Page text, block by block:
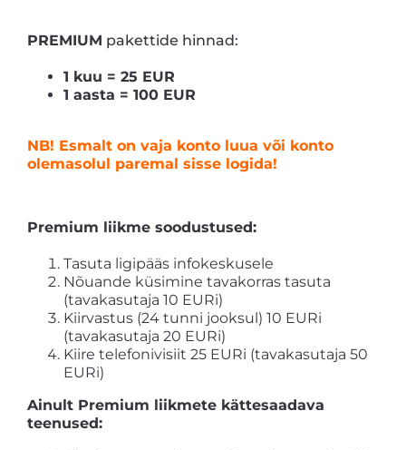
PREMIUM pakettide hinnad:
1 kuu = 25 EUR
1 aasta = 100 EUR
NB! Esmalt on vaja konto luua või konto
olemasolul paremal sisse logida!
Premium liikme soodustused:
Tasuta ligipääs infokeskusele
Nõuande küsimine tavakorras tasuta
(tavakasutaja 10 EURi)
Kiirvastus (24 tunni jooksul) 10 EURi
(tavakasutaja 20 EURi)
Kiire telefonivisiit 25 EURi (tavakasutaja 50
EURi)
Ainult Premium liikmete kättesaadava
teenused: